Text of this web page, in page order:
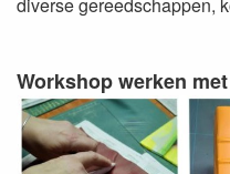
Workshop werken